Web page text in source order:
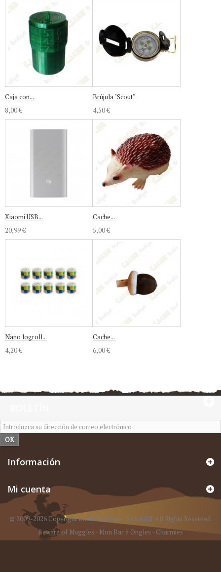
Caja con...
8,00 €
Brújula "Scout"
4,50 €
Xiaomi USB...
20,99 €
Cache...
5,00 €
Nano logroll...
4,20 €
Cache...
6,00 €
OK
Información
Mi cuenta
© 2009-2026 Copyright CacheBoutique - SAS iGilli. All Rights Reserved.
Beware of Muggles - Mon Bar à Ongles - Charmies